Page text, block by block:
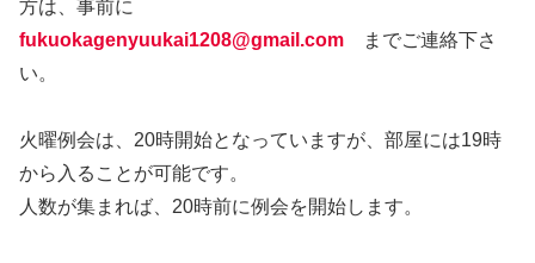
方は、事前に
fukuokagenyuukai1208@gmail.com までご連絡下さ
い。
火曜例会は、20時開始となっていますが、部屋には19時
から入ることが可能です。
人数が集まれば、20時前に例会を開始します。